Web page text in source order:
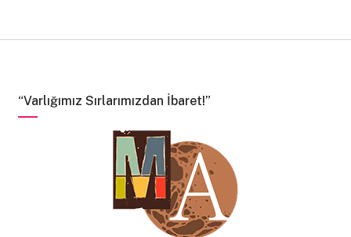
“Varlığımız Sırlarımızdan İbaret!”